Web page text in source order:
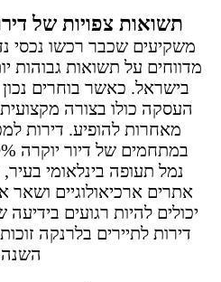
תשואות צפויות של
משקיעים שכבר רכשו נכסי
מדווחים על תשואות גבוהות
בישראל. כאשר בוחרים
העסקה כולו בצורה
מאחרות להופיע. דירות
נמל תעופה בינלאומי
אתרים ארכיאולוגיים ושאר
יכולים להיות רגועים
דירות לתיירים בלרנקה